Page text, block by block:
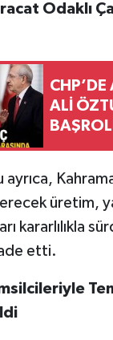
Odaklı
ALİ
ayrıca,
üretim,
kararlılıkla
etti.